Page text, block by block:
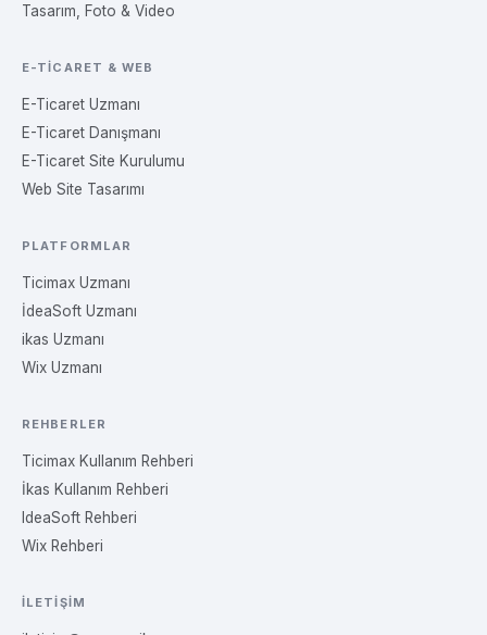
Tasarım, Foto & Video
E-TICARET & WEB
E-Ticaret Uzmanı
E-Ticaret Danışmanı
E-Ticaret Site Kurulumu
Web Site Tasarımı
PLATFORMLAR
Ticimax Uzmanı
İdeaSoft Uzmanı
ikas Uzmanı
Wix Uzmanı
REHBERLER
Ticimax Kullanım Rehberi
İkas Kullanım Rehberi
IdeaSoft Rehberi
Wix Rehberi
İLETIŞIM